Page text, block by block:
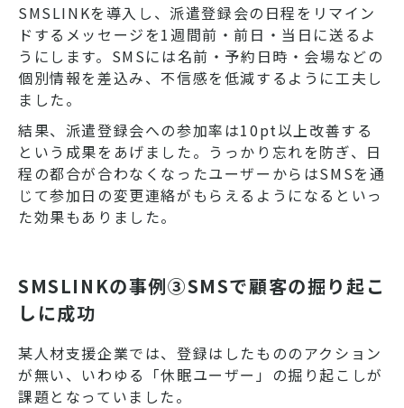
SMSLINKを導入し、派遣登録会の日程をリマイン
ドするメッセージを1週間前・前日・当日に送るよ
うにします。SMSには名前・予約日時・会場などの
個別情報を差込み、不信感を低減するように工夫し
ました。
結果、派遣登録会への参加率は10pt以上改善する
という成果をあげました。うっかり忘れを防ぎ、日
程の都合が合わなくなったユーザーからはSMSを通
じて参加日の変更連絡がもらえるようになるといっ
た効果もありました。
SMSLINKの事例③SMSで顧客の掘り起こ
しに成功
某人材支援企業では、登録はしたもののアクション
が無い、いわゆる「休眠ユーザー」の掘り起こしが
課題となっていました。